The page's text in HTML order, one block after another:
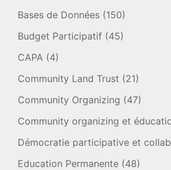
Bases de Données (150)
Budget Participatif (45)
CAPA (4)
Community Land Trust (21)
Community Organizing (47)
Community organizing et
Démocratie participative et
Education Permanente (48)